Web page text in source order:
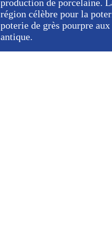
production de porcelaine.
région célèbre pour la
poterie de grès pourpre
antique.